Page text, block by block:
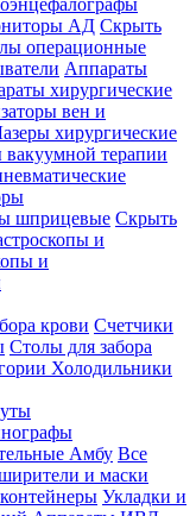
АД Скрыть
операционные
Аппараты
хирургические
вен и
хирургические
терапии
шприцевые Скрыть
и
и
крови Счетчики
Столы для забора
Холодильники
Амбу Все
и маски
Укладки и